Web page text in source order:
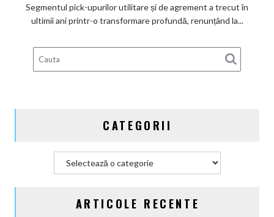
sub
lupă:
bătaie
japonez
Segmentul pick-upurilor utilitare și de agrement a trecut în
ultimii ani printr-o transformare profundă, renunțând la...
CATEGORII
ARTICOLE RECENTE